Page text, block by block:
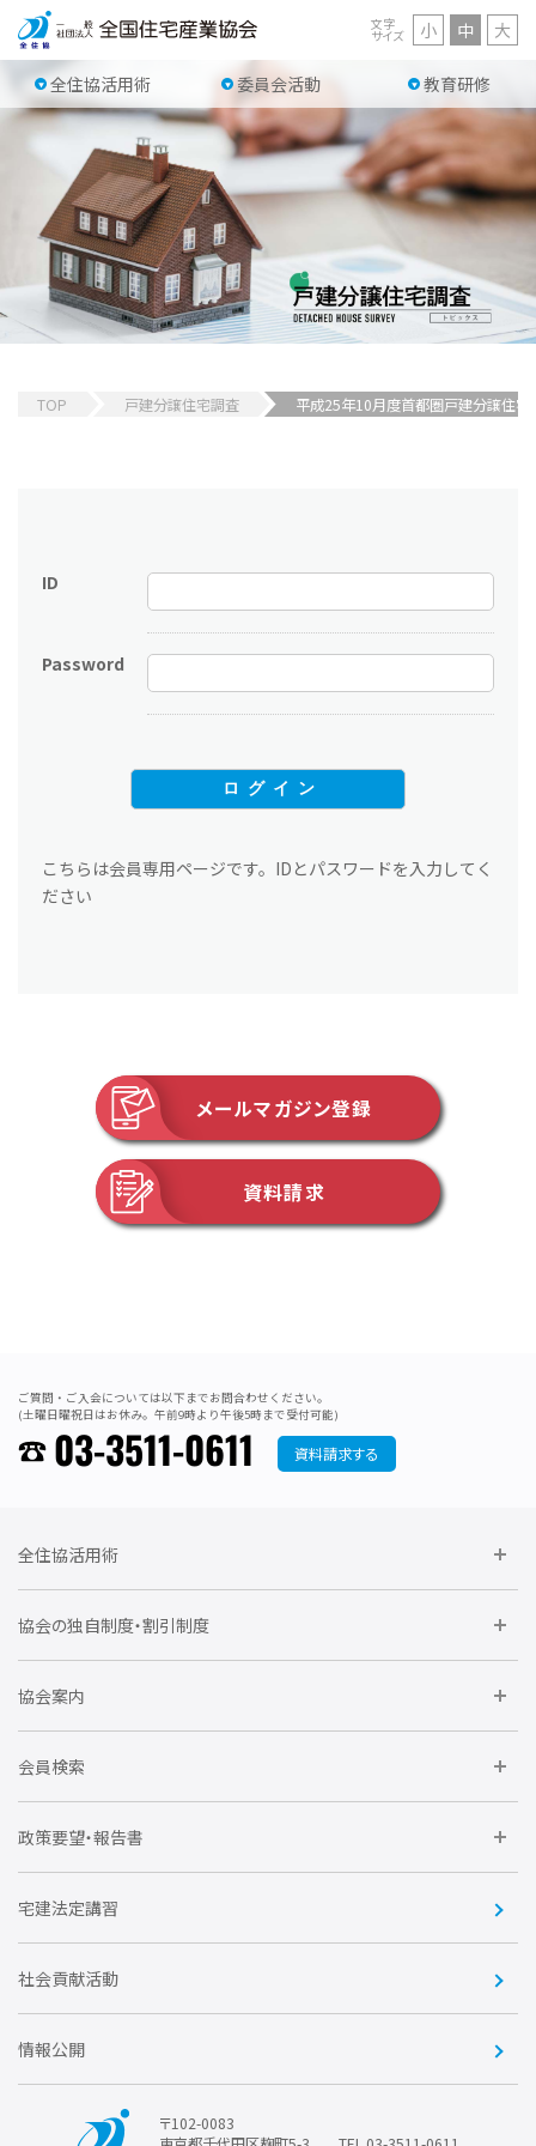
全住協活用術 委員会活動 教育研修
文字
サイズ 小 中 大
TOP 戸建分譲住宅調査 平成25年10月度首都圏戸建分譲住
ID
Password
こちらは会員専用ページです。IDとパスワードを入力してく
ださい
メールマガジン登録
資料請求
ご質問・ご入会については以下までお問合わせください。
(土曜日曜祝日はお休み。午前9時より午後5時まで受付可能)
03-3511-0611 資料請求する
全住協活用術
委員会に参加しよう
要望活動に参加しよう
協会の独自制度・割引制度
住宅瑕疵担保責任保険割引制度
全住協NET
不動産後見アドバイザー資格講習
会
全住協ビジネスショップ
協会案内
運営組織
トライアル会員制度
会員検索
企業会員
賛助会員
政策要望・報告書
住宅・土地税制改正要望
優良事業表彰
宅建法定講習
社会貢献活動
情報公開
〒102-0083